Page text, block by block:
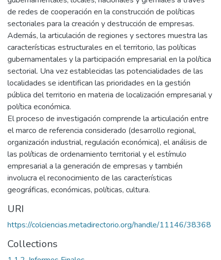
de redes de cooperación en la construcción de políticas
sectoriales para la creación y destrucción de empresas.
Además, la articulación de regiones y sectores muestra las
características estructurales en el territorio, las políticas
gubernamentales y la participación empresarial en la política
sectorial. Una vez establecidas las potencialidades de las
localidades se identifican las prioridades en la gestión
pública del territorio en materia de localización empresarial y
política económica.
El proceso de investigación comprende la articulación entre
el marco de referencia considerado (desarrollo regional,
organización industrial, regulación económica), el análisis de
las políticas de ordenamiento territorial y el estímulo
empresarial a la generación de empresas y también
involucra el reconocimiento de las características
geográficas, económicas, políticas, cultura.
URI
https://colciencias.metadirectorio.org/handle/11146/38368
Collections